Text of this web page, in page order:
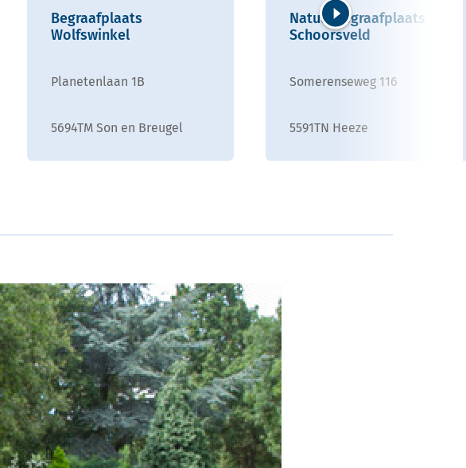
Begraafplaats
Wolfswinkel
Planetenlaan 1B
5694TM Son en Breugel
Natuurbegraafplaats
Schoorsveld
Somerenseweg 116
5591TN Heeze
Volgende